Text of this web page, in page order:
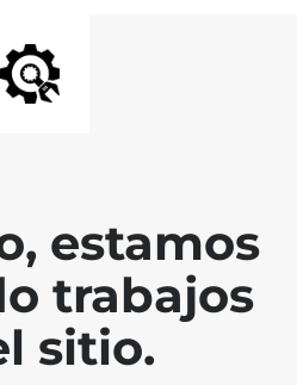
estamos
trabajos
sitio.